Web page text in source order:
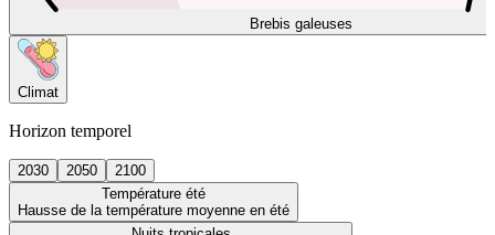
Brebis galeuses
Climat
Horizon temporel
2030 2050
2100
Température été
Hausse de la température moyenne en été